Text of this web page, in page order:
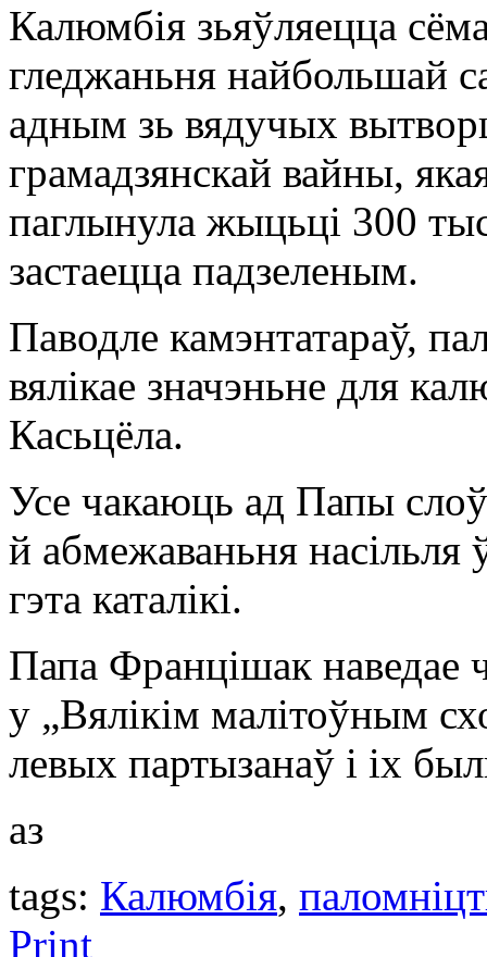
Калюмбія зьяўляецца
гледжаньня найбольшай
адным зь вядучых
грамадзянскай вайны,
паглынула жыцьці 300
застаецца падзеленым.
Паводле камэнтатараў,
вялікае значэньне для
Касьцёла.
Усе чакаюць ад Папы
й абмежаваньня насільля
гэта каталікі.
Папа Францішак наведае
у „Вялікім малітоўным
левых партызанаў і іх
аз
tags: Калюмбія,
Print